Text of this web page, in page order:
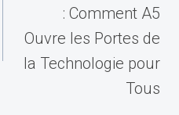
: Comment A5
Ouvre les Portes de
la Technologie pour
Tous